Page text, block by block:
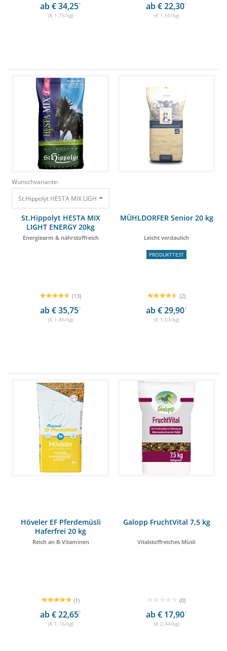
ab € 34,251
(€ 1,75/kg)
ab € 22,301
(€ 1,50/kg)
Wunschvariante:
St.Hippolyt HESTA MIX LIGHT ENERGY 20kg Energiearm & nährstoffreich
St.Hippolyt HESTA MIX
LIGHT ENERGY 20kg
Energiearm & nährstoffreich
(13)
ab € 35,751
(€ 1,86/kg)
MÜHLDORFER Senior 20 kg
Leicht verdaulich
PRODUKTTEST
(2)
ab € 29,901
(€ 1,53/kg)
Höveler EF Pferdemüsli
Haferfrei 20 kg
Reich an B-Vitaminen
(1)
ab € 22,651
(€ 1,16/kg)
Galopp FruchtVital 7,5 kg
Vitalstoffreiches Müsli
(0)
ab € 17,901
(€ 2,44/kg)